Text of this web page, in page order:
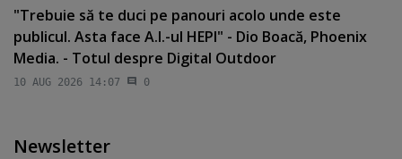
"Trebuie să te duci pe panouri acolo unde este
publicul. Asta face A.I.-ul HEPI" - Dio Boacă, Phoenix
Media. - Totul despre Digital Outdoor
10 AUG 2026 14:07 0
Newsletter